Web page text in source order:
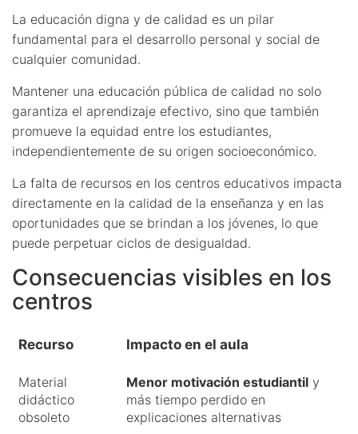
La educación digna y de calidad es un pilar
fundamental para el desarrollo personal y social de
cualquier comunidad.
Mantener una educación pública de calidad no solo
garantiza el aprendizaje efectivo, sino que también
promueve la equidad entre los estudiantes,
independientemente de su origen socioeconómico.
La falta de recursos en los centros educativos impacta
directamente en la calidad de la enseñanza y en las
oportunidades que se brindan a los jóvenes, lo que
puede perpetuar ciclos de desigualdad.
Consecuencias visibles en los
centros
Recurso Impacto en el aula
Material
didáctico
obsoleto
Menor motivación estudiantil y
más tiempo perdido en
explicaciones alternativas